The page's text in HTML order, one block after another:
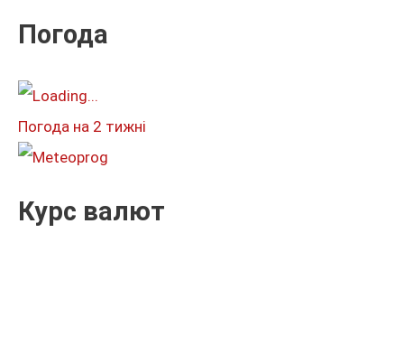
к
т
:
Погода
Погода на 2 тижні
Курс валют